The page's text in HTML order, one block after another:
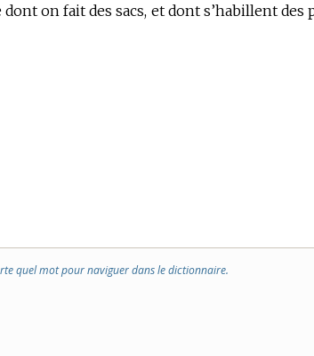
on fait des sacs, et dont s’habillent des
quel mot pour naviguer dans le dictionnaire.